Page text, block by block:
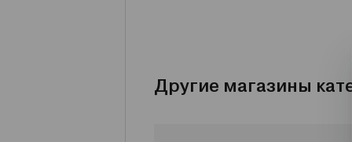
готовых изделий
Фабрика ЖИВЫЕ ДИВАНЫ имеет
внедряются инновации,
Другие магазины